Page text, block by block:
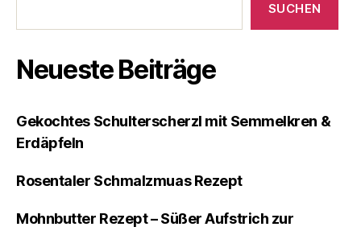
SUCHEN
Neueste Beiträge
Gekochtes Schulterscherzl mit Semmelkren &
Erdäpfeln
Rosentaler Schmalzmuas Rezept
Mohnbutter Rezept – Süßer Aufstrich zur